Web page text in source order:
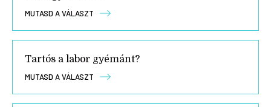
MUTASD A VÁLASZT
Tartós a labor gyémánt?
MUTASD A VÁLASZT